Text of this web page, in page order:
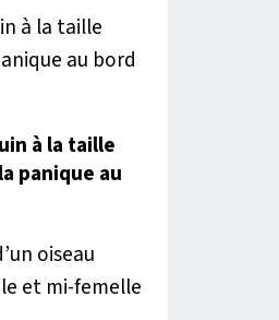
à la taille
panique au